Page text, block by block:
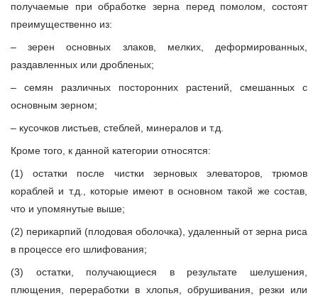
получаемые при обработке зерна перед помолом, состоят
преимущественно из:
– зерен основных злаков, мелких, деформированных,
раздавленных или дробленых;
– семян различных посторонних растений, смешанных с
основным зерном;
– кусочков листьев, стеблей, минералов и т.д.
Кроме того, к данной категории относятся:
(1) остатки после чистки зерновых элеваторов, трюмов
кораблей и т.д., которые имеют в основном такой же состав,
что и упомянутые выше;
(2) перикарпий (плодовая оболочка), удаленный от зерна риса
в процессе его шлифования;
(3) остатки, получающиеся в результате шелушения,
плющения, переработки в хлопья, обрушивания, резки или